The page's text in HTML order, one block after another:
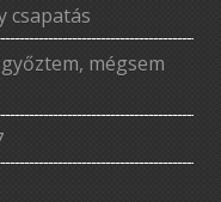
csapatás
mégsem